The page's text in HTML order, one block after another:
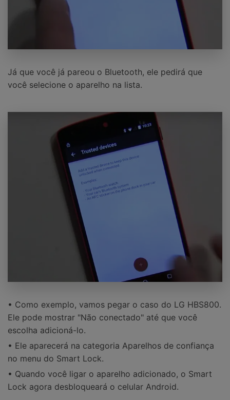
Já que você já pareou o Bluetooth, ele pedirá que
você selecione o aparelho na lista.
• Como exemplo, vamos pegar o caso do LG HBS800.
Ele pode mostrar "Não conectado" até que você
escolha adicioná-lo.
• Ele aparecerá na categoria Aparelhos de confiança
no menu do Smart Lock.
• Quando você ligar o aparelho adicionado, o Smart
Lock agora desbloqueará o celular Android.